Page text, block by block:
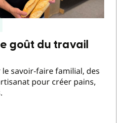
goût du travail
le savoir-faire familial, des
pour créer pains,